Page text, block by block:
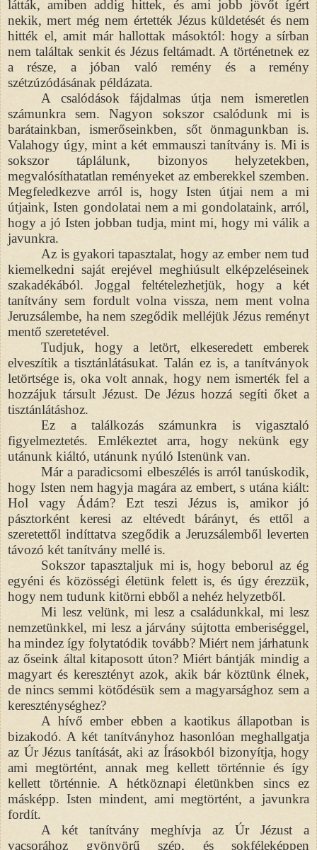
látták, amiben addig hittek, és ami jobb jövőt ígért
nekik, mert még nem értették Jézus küldetését és nem
hitték el, amit már hallottak másoktól: hogy a sírban
nem találtak senkit és Jézus feltámadt. A történetnek ez
a része, a jóban való remény és a remény
szétzúzódásának példázata.
A csalódások fájdalmas útja nem ismeretlen
számunkra sem. Nagyon sokszor csalódunk mi is
barátainkban, ismerőseinkben, sőt önmagunkban is.
Valahogy úgy, mint a két emmauszi tanítvány is. Mi is
sokszor táplálunk, bizonyos helyzetekben,
megvalósíthatatlan reményeket az emberekkel szemben.
Megfeledkezve arról is, hogy Isten útjai nem a mi
útjaink, Isten gondolatai nem a mi gondolataink, arról,
hogy a jó Isten jobban tudja, mint mi, hogy mi válik a
javunkra.
Az is gyakori tapasztalat, hogy az ember nem tud
kiemelkedni saját erejével meghiúsult elképzeléseinek
szakadékából. Joggal feltételezhetjük, hogy a két
tanítvány sem fordult volna vissza, nem ment volna
Jeruzsálembe, ha nem szegődik melléjük Jézus reményt
mentő szeretetével.
Tudjuk, hogy a letört, elkeseredett emberek
elveszítik a tisztánlátásukat. Talán ez is, a tanítványok
letörtsége is, oka volt annak, hogy nem ismerték fel a
hozzájuk társult Jézust. De Jézus hozzá segíti őket a
tisztánlátáshoz.
Ez a találkozás számunkra is vigasztaló
figyelmeztetés. Emlékeztet arra, hogy nekünk egy
utánunk kiáltó, utánunk nyúló Istenünk van.
Már a paradicsomi elbeszélés is arról tanúskodik,
hogy Isten nem hagyja magára az embert, s utána kiált:
Hol vagy Ádám? Ezt teszi Jézus is, amikor jó
pásztorként keresi az eltévedt bárányt, és ettől a
szeretettől indíttatva szegődik a Jeruzsálemből leverten
távozó két tanítvány mellé is.
Sokszor tapasztaljuk mi is, hogy beborul az ég
egyéni és közösségi életünk felett is, és úgy érezzük,
hogy nem tudunk kitörni ebből a nehéz helyzetből.
Mi lesz velünk, mi lesz a családunkkal, mi lesz
nemzetünkkel, mi lesz a járvány sújtotta emberiséggel,
ha mindez így folytatódik tovább? Miért nem járhatunk
az őseink által kitaposott úton? Miért bántják mindig a
magyart és keresztényt azok, akik bár köztünk élnek,
de nincs semmi kötődésük sem a magyarsághoz sem a
kereszténységhez?
A hívő ember ebben a kaotikus állapotban is
bizakodó. A két tanítványhoz hasonlóan meghallgatja
az Úr Jézus tanítását, aki az Írásokból bizonyítja, hogy
ami megtörtént, annak meg kellett történnie és így
kellett történnie. A hétköznapi életünkben sincs ez
másképp. Isten mindent, ami megtörtént, a javunkra
fordít.
A két tanítvány meghívja az Úr Jézust a
vacsorához gyönyörű szép, és sokféleképpen